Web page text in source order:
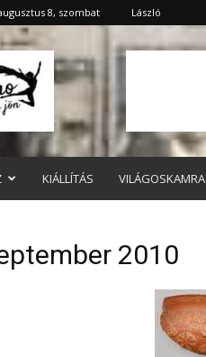
8, szombat László
KIÁLLÍTÁS VILÁGOSKAMRA
2010